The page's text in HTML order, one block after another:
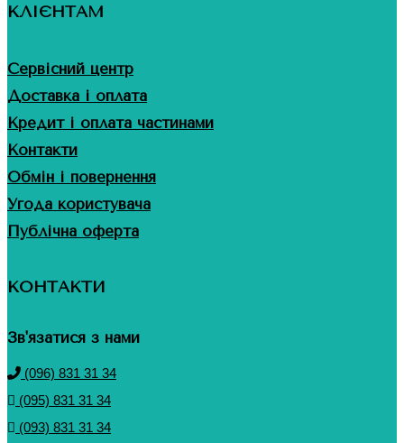
КЛІЄНТАМ
Сервісний центр
Доставка і оплата
Кредит і оплата частинами
Контакти
Обмін і повернення
Угода користувача
Публічна оферта
КОНТАКТИ
Зв'язатися з нами
(096) 831 31 34
(095) 831 31 34
(093) 831 31 34